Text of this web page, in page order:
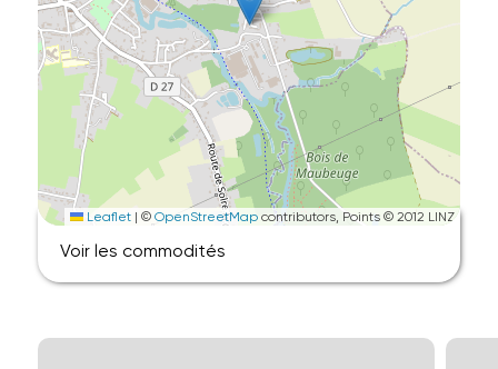
Leaflet | ©OpenStreetMap contributors, Points © 2012 LINZ
Voir les commodités